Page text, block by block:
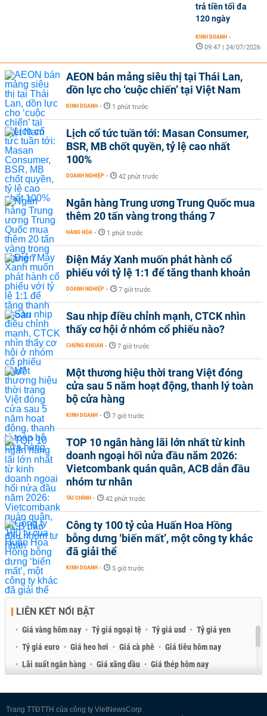
trả tiền tối đa
120 ngày
KINH DOANH -
09:47 | 24/07/2026
AEON bán mảng siêu thị tại Thái Lan,
dồn lực cho ‘cuộc chiến’ tại Việt Nam
KINH DOANH - 1 phút trước
Lịch cổ tức tuần tới: Masan Consumer,
BSR, MB chốt quyền, tỷ lệ cao nhất
100%
DOANH NGHIỆP - 42 phút trước
Ngân hàng Trung ương Trung Quốc mua
thêm 20 tấn vàng trong tháng 7
HÀNG HÓA - 1 phút trước
Điện Máy Xanh muốn phát hành cổ
phiếu với tỷ lệ 1:1 để tăng thanh khoản
DOANH NGHIỆP - 7 giờ trước
Sau nhịp điều chỉnh mạnh, CTCK nhìn
thấy cơ hội ở nhóm cổ phiếu nào?
CHỨNG KHOÁN - 7 giờ trước
Một thương hiệu thời trang Việt đóng
cửa sau 5 năm hoạt động, thanh lý toàn
bộ cửa hàng
KINH DOANH - 7 giờ trước
TOP 10 ngân hàng lãi lớn nhất từ kinh
doanh ngoại hối nửa đầu năm 2026:
Vietcombank quán quân, ACB dẫn đầu
nhóm tư nhân
TÀI CHÍNH - 42 phút trước
Công ty 100 tỷ của Huấn Hoa Hồng
bỗng dưng ‘biến mất’, một công ty khác
đã giải thể
KINH DOANH - 5 giờ trước
LIÊN KẾT NỔI BẬT
Giá vàng hôm nay Tỷ giá ngoại tệ Tỷ giá usd
Tỷ giá yen
Tỷ giá euro
Giá heo hơi Giá cà phê
Giá tiêu hôm nay
Lãi suất ngân hàng
Giá xăng dầu
Giá thép hôm nay
Trang TTĐTTH của công ty VietNewsCorp